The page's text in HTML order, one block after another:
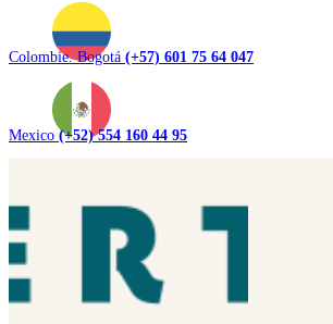
Colombie. Bogotá (+57) 601 75 64 047
Mexico (+52) 554 160 44 95